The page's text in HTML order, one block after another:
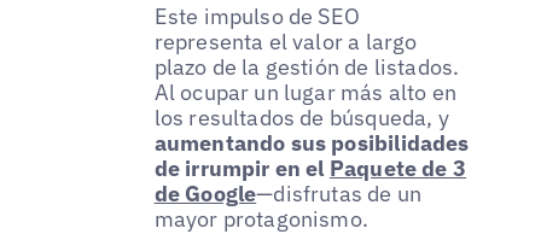
Este impulso de SEO
representa el valor a largo
plazo de la gestión de listados.
Al ocupar un lugar más alto en
los resultados de búsqueda, y
aumentando sus posibilidades
de irrumpir en el Paquete de 3
de Google—disfrutas de un
mayor protagonismo.